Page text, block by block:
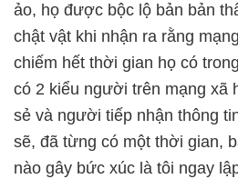
ảo, họ được bộc lộ bản bản
chật vật khi nhận ra rằng
chiếm hết thời gian họ có
có 2 kiểu người trên mạng xã
sẻ và người tiếp nhận thông
sẽ, đã từng có một thời gian,
nào gây bức xúc là tôi ngay